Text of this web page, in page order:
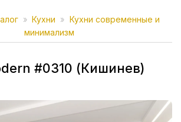
» Кухни » Кухни современные и
минимализм
#0310 (Кишинев)